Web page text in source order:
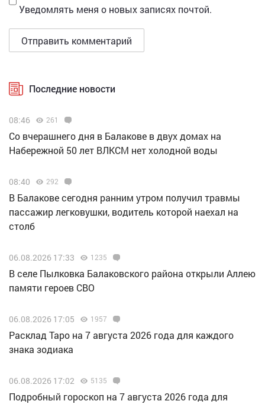
Уведомлять меня о новых записях почтой.
Последние новости
08:46 261
Со вчерашнего дня в Балакове в двух домах на
Набережной 50 лет ВЛКСМ нет холодной воды
08:40 292
В Балакове сегодня ранним утром получил травмы
пассажир легковушки, водитель которой наехал на
столб
06.08.2026 17:33 1235
В селе Пылковка Балаковского района открыли Аллею
памяти героев СВО
06.08.2026 17:05 1957
Расклад Таро на 7 августа 2026 года для каждого
знака зодиака
06.08.2026 17:02 5135
Подробный гороскоп на 7 августа 2026 года для